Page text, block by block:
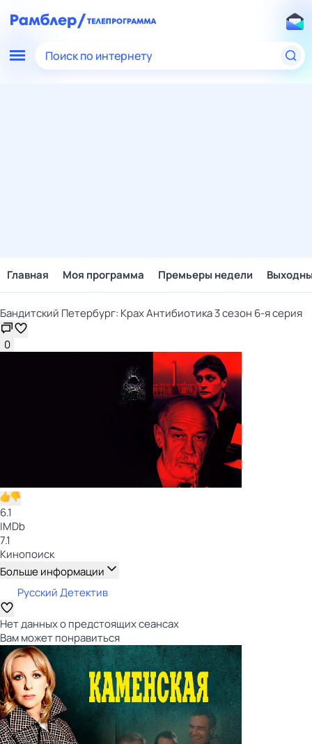
Поиск по интернету
Главная Моя программа Премьеры недели
Бандитский Петербург: Крах Антибиотика 3 сезон 6-я серия
0
6.1
IMDb
7.1
Кинопоиск
Больше информации
Русский Детектив
Нет данных о предстоящих сеансах
Вам может понравиться